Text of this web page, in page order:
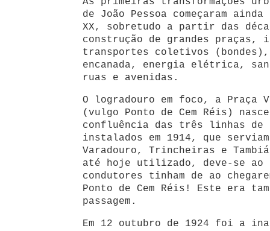
de João Pessoa começaram
XX, sobretudo a partir das
construção de grandes praças,
transportes coletivos
encanada, energia elétrica,
ruas e avenidas.
O logradouro em foco, a Praça
(vulgo Ponto de Cem Réis)
confluência das três linhas de
instalados em 1914, que
Varadouro, Trincheiras e
até hoje utilizado, deve-se ao
condutores tinham de ao
Ponto de Cem Réis! Este era
passagem.
Em 12 outubro de 1924 foi a